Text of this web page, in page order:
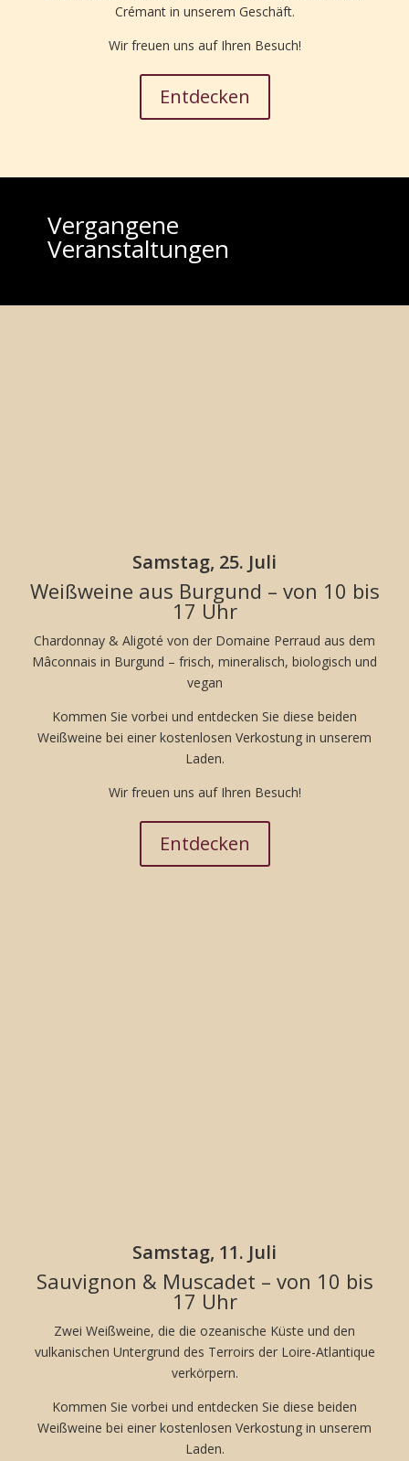
Crémant in unserem Geschäft.
Wir freuen uns auf Ihren Besuch!
Entdecken
Vergangene
Veranstaltungen
Samstag, 25. Juli
Weißweine aus Burgund – von 10 bis
17 Uhr
Chardonnay & Aligoté von der Domaine Perraud aus dem
Mâconnais in Burgund – frisch, mineralisch, biologisch und
vegan
Kommen Sie vorbei und entdecken Sie diese beiden
Weißweine bei einer kostenlosen Verkostung in unserem
Laden.
Wir freuen uns auf Ihren Besuch!
Entdecken
Samstag, 11. Juli
Sauvignon & Muscadet – von 10 bis
17 Uhr
Zwei Weißweine, die die ozeanische Küste und den
vulkanischen Untergrund des Terroirs der Loire-Atlantique
verkörpern.
Kommen Sie vorbei und entdecken Sie diese beiden
Weißweine bei einer kostenlosen Verkostung in unserem
Laden.